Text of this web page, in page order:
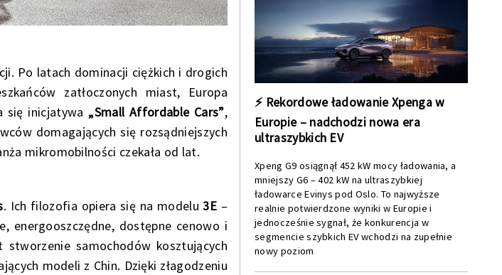
Po latach dominacji ciężkich i drogich
zatłoczonych miast, Europa
się inicjatywa „Small Affordable Cars”,
domagających się rozsądniejszych
mikromobilności czekała od lat.
. Ich filozofia opiera się na modelu3E –
energooszczędne, dostępne cenowo i
stworzenie samochodów kosztujących
modeli z Chin. Dzięki złagodzeniu
⚡ Rekordowe ładowanie Xpenga w
Europie – nadchodzi nowa era
ultraszybkich EV
Xpeng G9 osiągnął 452 kW mocy ładowania, a
mniejszy G6 – 402 kW na ultraszybkiej
ładowarce Evinys pod Oslo. To najwyższe
realnie potwierdzone wyniki w Europie i
jednocześnie sygnał, że konkurencja w
segmencie szybkich EV wchodzi na zupełnie
nowy poziom